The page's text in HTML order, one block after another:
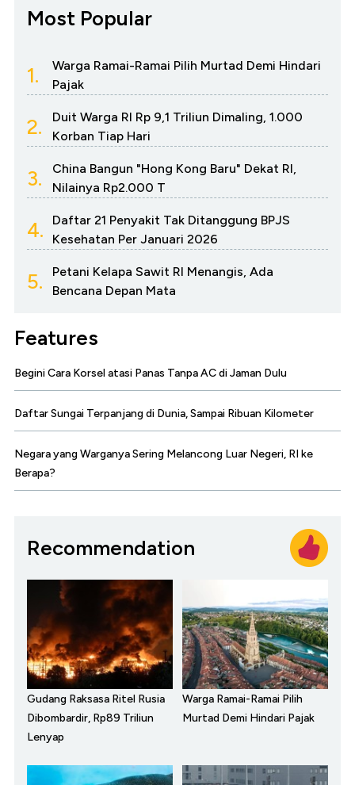
Most Popular
1.
Warga Ramai-Ramai Pilih Murtad Demi Hindari
Pajak
2.
Duit Warga RI Rp 9,1 Triliun Dimaling, 1.000
Korban Tiap Hari
3.
China Bangun "Hong Kong Baru" Dekat RI,
Nilainya Rp2.000 T
4.
Daftar 21 Penyakit Tak Ditanggung BPJS
Kesehatan Per Januari 2026
5.
Petani Kelapa Sawit RI Menangis, Ada
Bencana Depan Mata
Features
Begini Cara Korsel atasi Panas Tanpa AC di Jaman Dulu
Daftar Sungai Terpanjang di Dunia, Sampai Ribuan Kilometer
Negara yang Warganya Sering Melancong Luar Negeri, RI ke
Berapa?
Recommendation
Gudang Raksasa Ritel Rusia
Dibombardir, Rp89 Triliun
Lenyap
Warga Ramai-Ramai Pilih
Murtad Demi Hindari Pajak